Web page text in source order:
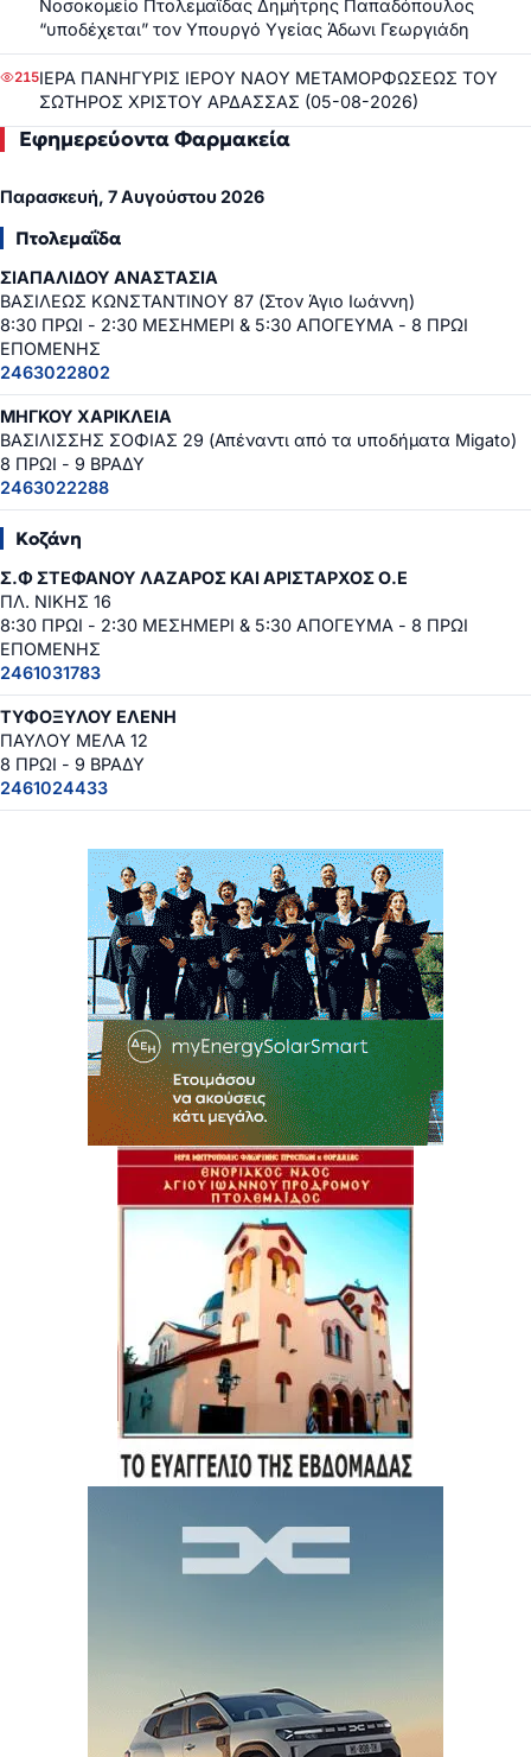
Νοσοκομείο Πτολεμαΐδας Δημήτρης Παπαδόπουλος
“υποδέχεται” τον Υπουργό Υγείας Άδωνι Γεωργιάδη
215ΙΕΡΑ ΠΑΝΗΓΥΡΙΣ ΙΕΡΟΥ ΝΑΟΥ ΜΕΤΑΜΟΡΦΩΣΕΩΣ ΤΟΥ
ΣΩΤΗΡΟΣ ΧΡΙΣΤΟΥ ΑΡΔΑΣΣΑΣ (05-08-2026)
Εφημερεύοντα Φαρμακεία
Παρασκευή, 7 Αυγούστου 2026
Πτολεμαΐδα
ΣΙΑΠΑΛΙΔΟΥ ΑΝΑΣΤΑΣΙΑ
ΒΑΣΙΛΕΩΣ ΚΩΝΣΤΑΝΤΙΝΟΥ 87 (Στον Άγιο Ιωάννη)
8:30 ΠΡΩΙ - 2:30 ΜΕΣΗΜΕΡΙ & 5:30 ΑΠΟΓΕΥΜΑ - 8 ΠΡΩΙ
ΕΠΟΜΕΝΗΣ
2463022802
ΜΗΓΚΟΥ ΧΑΡΙΚΛΕΙΑ
ΒΑΣΙΛΙΣΣΗΣ ΣΟΦΙΑΣ 29 (Απέναντι από τα υποδήματα Migato)
8 ΠΡΩΙ - 9 ΒΡΑΔΥ
2463022288
Κοζάνη
Σ.Φ ΣΤΕΦΑΝΟΥ ΛΑΖΑΡΟΣ ΚΑΙ ΑΡΙΣΤΑΡΧΟΣ Ο.Ε
ΠΛ. ΝΙΚΗΣ 16
8:30 ΠΡΩΙ - 2:30 ΜΕΣΗΜΕΡΙ & 5:30 ΑΠΟΓΕΥΜΑ - 8 ΠΡΩΙ
ΕΠΟΜΕΝΗΣ
2461031783
ΤΥΦΟΞΥΛΟΥ ΕΛΕΝΗ
ΠΑΥΛΟΥ ΜΕΛΑ 12
8 ΠΡΩΙ - 9 ΒΡΑΔΥ
2461024433